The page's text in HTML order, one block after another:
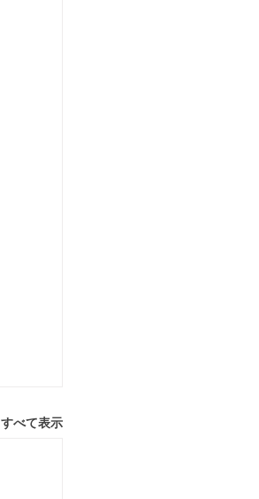
すべて表示